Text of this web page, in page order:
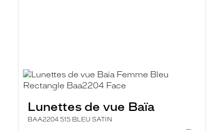
Lunettes de vue Baïa
BAA2204 515 BLEU SATIN